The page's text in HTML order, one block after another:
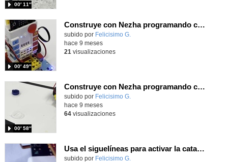
00′ 11″
Construye con Nezha programando con MakeCode un siguelíneas.
Contenido educativo.
subido por Felicisimo G.
00′ 49″
hace 9 meses
21 visualizaciones
Construye con Nezha programando con MakeCode una robot barredor
Contenido educativo.
subido por Felicisimo G.
00′ 58″
hace 9 meses
64visualizaciones
Usa el siguelíneas para activar la catapulta construida con Nezha.
Contenido educativo.
subido por Felicisimo G.